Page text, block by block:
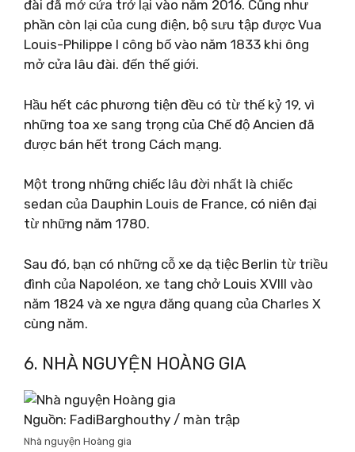
đài đã mở cửa trở lại vào năm 2016. Cũng như
phần còn lại của cung điện, bộ sưu tập được Vua
Louis-Philippe I công bố vào năm 1833 khi ông
mở cửa lâu đài. đến thế giới.
Hầu hết các phương tiện đều có từ thế kỷ 19, vì
những toa xe sang trọng của Chế độ Ancien đã
được bán hết trong Cách mạng.
Một trong những chiếc lâu đời nhất là chiếc
sedan của Dauphin Louis de France, có niên đại
từ những năm 1780.
Sau đó, bạn có những cỗ xe dạ tiệc Berlin từ triều
đình của Napoléon, xe tang chở Louis XVIII vào
năm 1824 và xe ngựa đăng quang của Charles X
cùng năm.
6. NHÀ NGUYỆN HOÀNG GIA
Nguồn: FadiBarghouthy / màn trập
Nhà nguyện Hoàng gia